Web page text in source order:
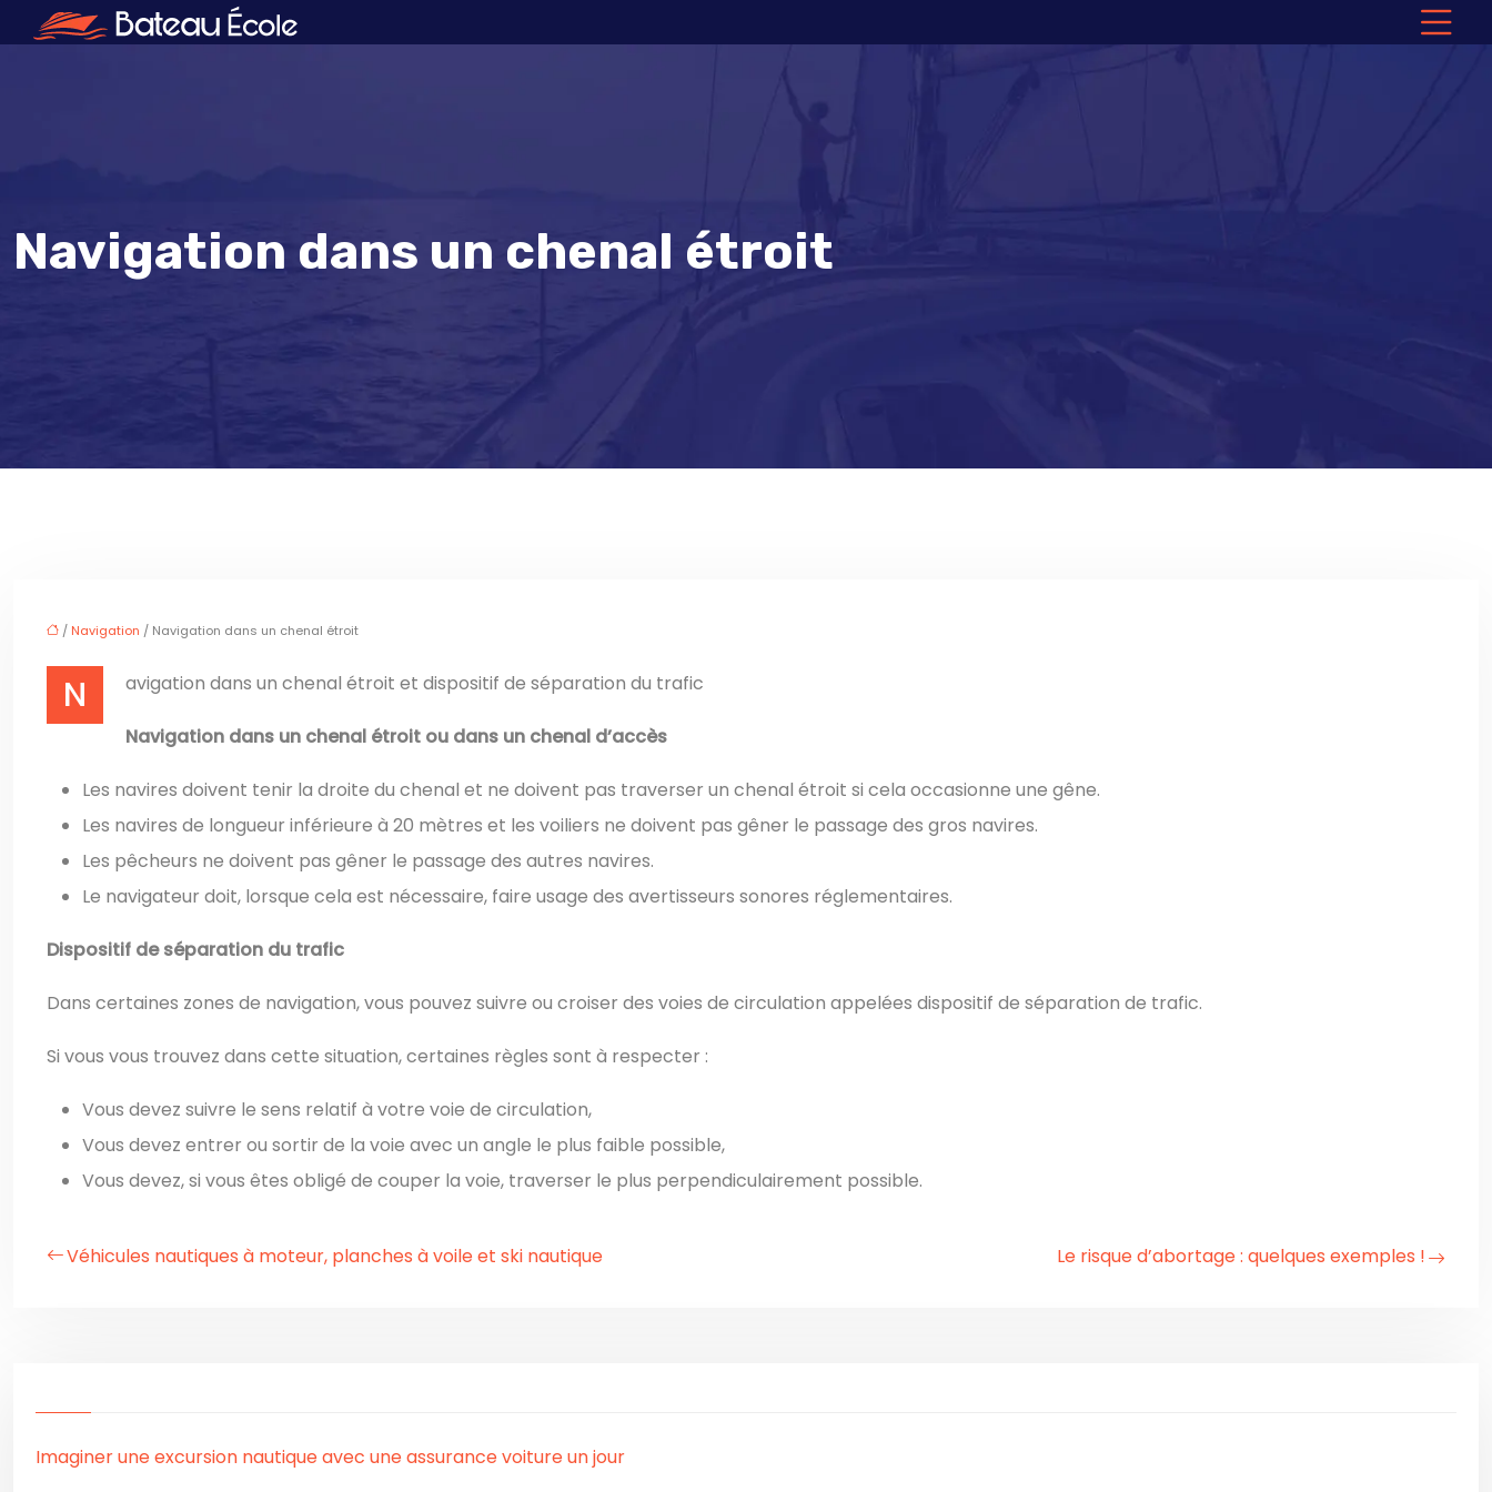
Navigation dans un chenal étroit
/ Navigation / Navigation dans un chenal étroit
Navigation dans un chenal étroit et dispositif de séparation du trafic
Navigation dans un chenal étroit ou dans un chenal d’accès
Les navires doivent tenir la droite du chenal et ne doivent pas traverser un chenal étroit si cela occasionne une gêne.
Les navires de longueur inférieure à 20 mètres et les voiliers ne doivent pas gêner le passage des gros navires.
Les pêcheurs ne doivent pas gêner le passage des autres navires.
Le navigateur doit, lorsque cela est nécessaire, faire usage des avertisseurs sonores réglementaires.
Dispositif de séparation du trafic
Dans certaines zones de navigation, vous pouvez suivre ou croiser des voies de circulation appelées dispositif de séparation de trafic.
Si vous vous trouvez dans cette situation, certaines règles sont à respecter :
Vous devez suivre le sens relatif à votre voie de circulation,
Vous devez entrer ou sortir de la voie avec un angle le plus faible possible,
Vous devez, si vous êtes obligé de couper la voie, traverser le plus perpendiculairement possible.
Véhicules nautiques à moteur, planches à voile et ski nautique Le risque d’abortage : quelques exemples !
Imaginer une excursion nautique avec une assurance voiture un jour